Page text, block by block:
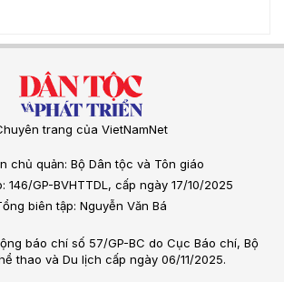
trang của VietNamNet
chủ quản: Bộ Dân tộc và Tôn giáo
146/GP-BVHTTDL, cấp ngày 17/10/2025
biên tập: Nguyễn Văn Bá
báo chí số 57/GP-BC do Cục Báo chí, Bộ
thao và Du lịch cấp ngày 06/11/2025.